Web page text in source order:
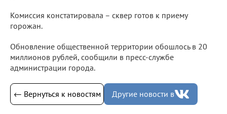
Комиссия констатировала – сквер готов к приему
горожан.
Обновление общественной территории обошлось в 20
миллионов рублей, сообщили в пресс-службе
администрации города.
← Вернуться к новостям Другие новости в